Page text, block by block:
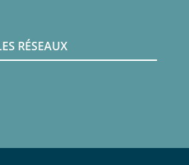
RÉSEAUX